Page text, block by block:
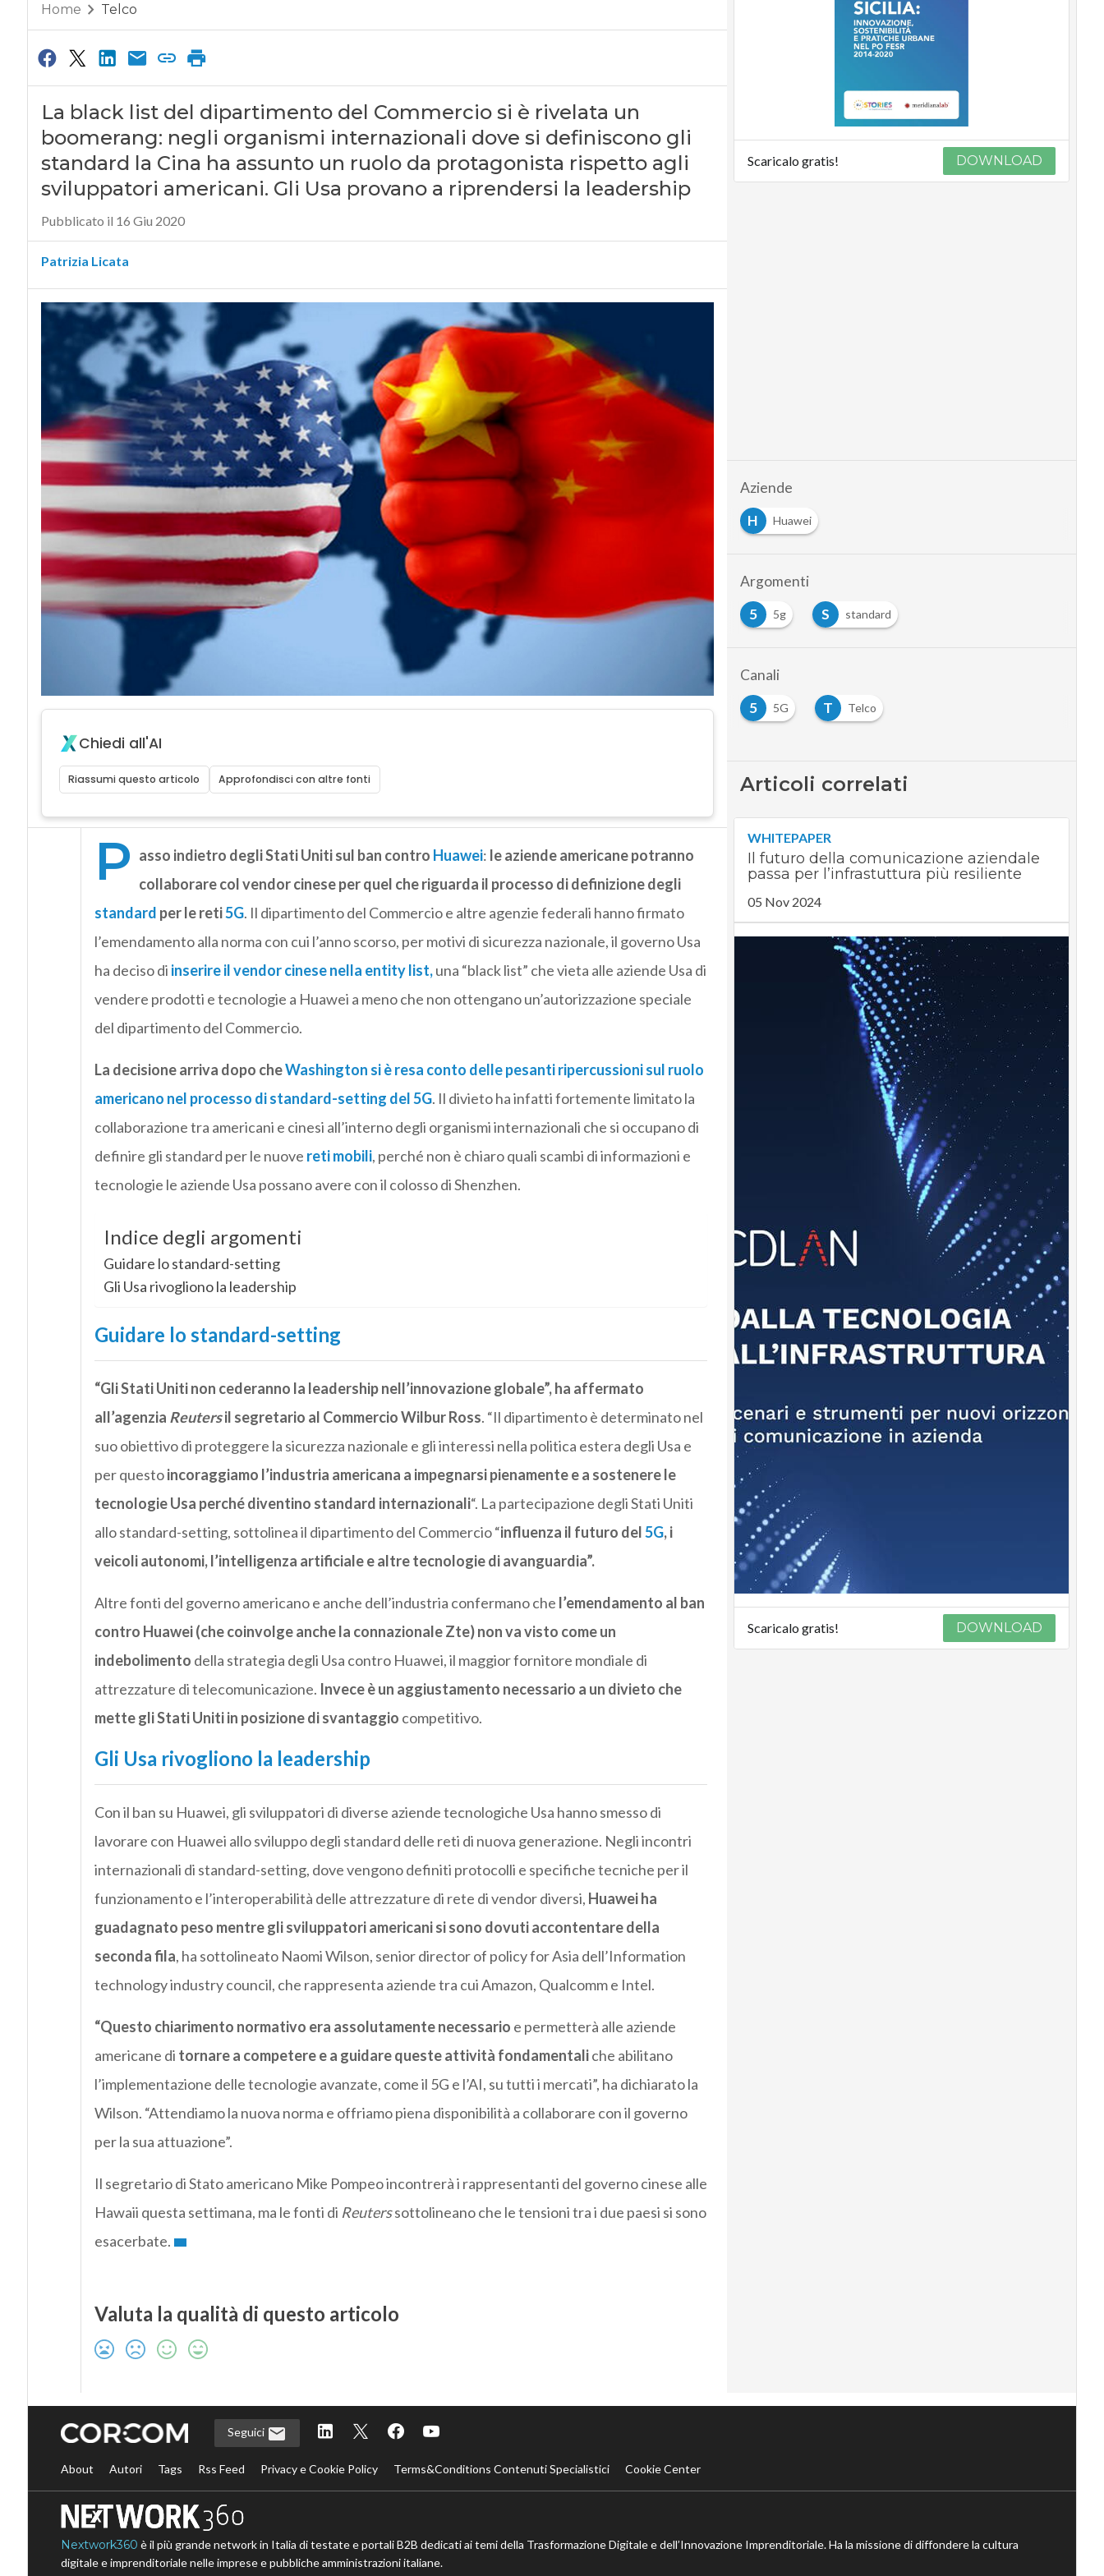
Home Telco
La black list del dipartimento del Commercio si è rivelata un
boomerang: negli organismi internazionali dove si definiscono gli
standard la Cina ha assunto un ruolo da protagonista rispetto agli
sviluppatori americani. Gli Usa provano a riprendersi la leadership
Pubblicato il 16 Giu 2020
Patrizia Licata
Chiedi all'AI
Riassumi questo articolo Approfondisci con altre fonti
P asso indietro degli Stati Uniti sul ban contro Huawei: le aziende americane potranno
collaborare col vendor cinese per quel che riguarda il processo di definizione degli
standard per le reti5G. Il dipartimento del Commercio e altre agenzie federali hanno firmato
l’emendamento alla norma con cui l’anno scorso, per motivi di sicurezza nazionale, il governo Usa
ha deciso di inserire il vendor cinese nella entity list,una “black list” che vieta alle aziende Usa di
vendere prodotti e tecnologie a Huawei a meno che non ottengano un’autorizzazione speciale
del dipartimento del Commercio.
La decisione arriva dopo cheWashington si è resa conto delle pesanti ripercussioni sul ruolo
americano nel processo di standard-setting del 5G. Il divieto ha infatti fortemente limitato la
collaborazione tra americani e cinesi all’interno degli organismi internazionali che si occupano di
definire gli standard per le nuove reti mobili, perché non è chiaro quali scambi di informazioni e
tecnologie le aziende Usa possano avere con il colosso di Shenzhen.
Indice degli argomenti
Guidare lo standard-setting
Gli Usa rivogliono la leadership
Guidare lo standard-setting
“Gli Stati Uniti non cederanno la leadership nell’innovazione globale”, ha affermato
all’agenzia Reutersil segretario al Commercio Wilbur Ross. “Il dipartimento è determinato nel
suo obiettivo di proteggere la sicurezza nazionale e gli interessi nella politica estera degli Usa e
per questoincoraggiamo l’industria americana a impegnarsi pienamente e a sostenere le
tecnologie Usa perché diventino standard internazionali“. La partecipazione degli Stati Uniti
allo standard-setting, sottolinea il dipartimento del Commercio “influenza il futuro del5G, i
veicoli autonomi, l’intelligenza artificiale e altre tecnologie di avanguardia”.
Altre fonti del governo americano e anche dell’industria confermano che l’emendamento al ban
contro Huawei (che coinvolge anche la connazionale Zte) non va visto come un
indebolimento della strategia degli Usa contro Huawei, il maggior fornitore mondiale di
attrezzature di telecomunicazione. Invece è un aggiustamento necessario a un divieto che
mette gli Stati Uniti in posizione di svantaggio competitivo.
Gli Usa rivogliono la leadership
Con il ban su Huawei, gli sviluppatori di diverse aziende tecnologiche Usa hanno smesso di
lavorare con Huawei allo sviluppo degli standard delle reti di nuova generazione. Negli incontri
internazionali di standard-setting, dove vengono definiti protocolli e specifiche tecniche per il
funzionamento e l’interoperabilità delle attrezzature di rete di vendor diversi, Huawei ha
guadagnato peso mentre gli sviluppatori americani si sono dovuti accontentare della
seconda fila, ha sottolineato Naomi Wilson, senior director of policy for Asia dell’Information
technology industry council, che rappresenta aziende tra cui Amazon, Qualcomm e Intel.
“Questo chiarimento normativo era assolutamente necessario e permetterà alle aziende
americane di tornare a competere e a guidare queste attività fondamentaliche abilitano
l’implementazione delle tecnologie avanzate, come il 5G e l’AI, su tutti i mercati”, ha dichiarato la
Wilson. “Attendiamo la nuova norma e offriamo piena disponibilità a collaborare con il governo
per la sua attuazione”.
Il segretario di Stato americano Mike Pompeo incontrerà i rappresentanti del governo cinese alle
Hawaii questa settimana, ma le fonti di Reuterssottolineano che le tensioni tra i due paesi si sono
esacerbate.
Valuta la qualità di questo articolo
Scaricalo gratis! DOWNLOAD
Aziende
H
Huawei
Argomenti
5
5g S standard
Canali
5
5G T Telco
Articoli correlati
WHITEPAPER
Il futuro della comunicazione aziendale
passa per l’infrastuttura più resiliente
05 Nov 2024
Scaricalo gratis! DOWNLOAD
Seguici
About Autori Tags Rss Feed Privacy e Cookie Policy Terms&Conditions Contenuti Specialistici Cookie Center
Nextwork360 è il più grande network in Italia di testate e portali B2B dedicati ai temi della Trasformazione Digitale e dell’Innovazione Imprenditoriale. Ha la missione di diffondere la cultura
digitale e imprenditoriale nelle imprese e pubbliche amministrazioni italiane.